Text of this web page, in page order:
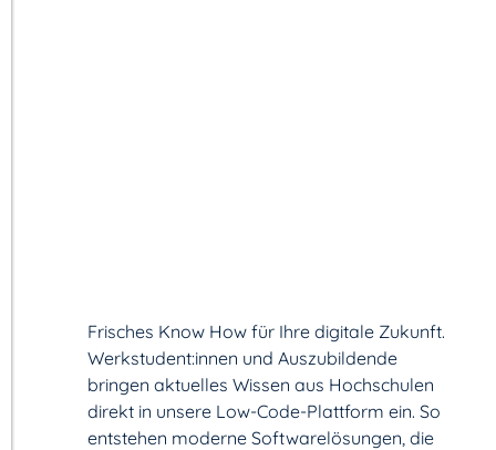
Frisches Know How für Ihre digitale Zukunft.
Werkstudent:innen und Auszubildende
bringen aktuelles Wissen aus Hochschulen
direkt in unsere Low-Code-Plattform ein. So
entstehen moderne Softwarelösungen, die